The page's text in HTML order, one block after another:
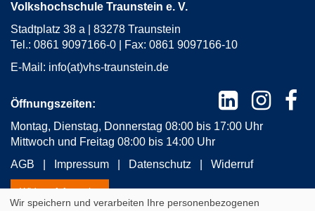
Volkshochschule Traunstein e. V.
Stadtplatz 38 a | 83278 Traunstein
Tel.: 0861 9097166-0 | Fax: 0861 9097166-10
E-Mail: info(at)vhs-traunstein.de
Öffnungszeiten:
Montag, Dienstag, Donnerstag 08:00 bis 17:00 Uhr
Mittwoch und Freitag 08:00 bis 14:00 Uhr
AGB
Impressum Datenschutz Widerruf
Widerrufsformular
Wir speichern und verarbeiten Ihre personenbezogenen